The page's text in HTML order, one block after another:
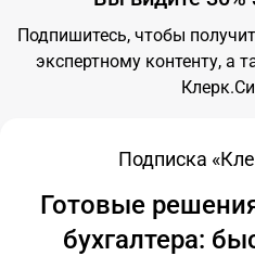
Подпишитесь, чтобы
экспертному контенту, а
Подписка
Готовые
бухгалтера: